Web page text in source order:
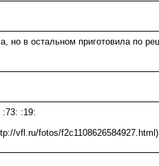
в остальном приготовила по
:19:
vfl.ru/fotos/f2c1108626584927.html)